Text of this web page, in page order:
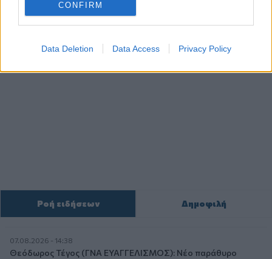
CONFIRM
Data Deletion Data Access Privacy Policy
Ροή ειδήσεων Δημοφιλή
07.08.2026 - 14:38
Θεόδωρος Τέγος (ΓΝΑ ΕΥΑΓΓΕΛΙΣΜΟΣ): Νέο παράθυρο